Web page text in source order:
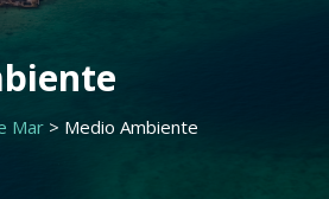
Mar > Medio Ambiente